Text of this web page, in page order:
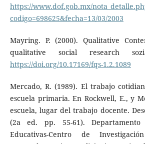
https://www.dof.gob.mx/
codigo=698625&fecha=13/03/2003
Mayring. P. (2000). Qualitative
qualitative social research
https://doi.org/10.17169/fqs-1.2.1089
Mercado, R. (1989). El trabajo
escuela primaria. En Rockwell, E., y
escuela, lugar del trabajo docente.
(2a ed. pp. 55-61). Departamento
Educativas-Centro de